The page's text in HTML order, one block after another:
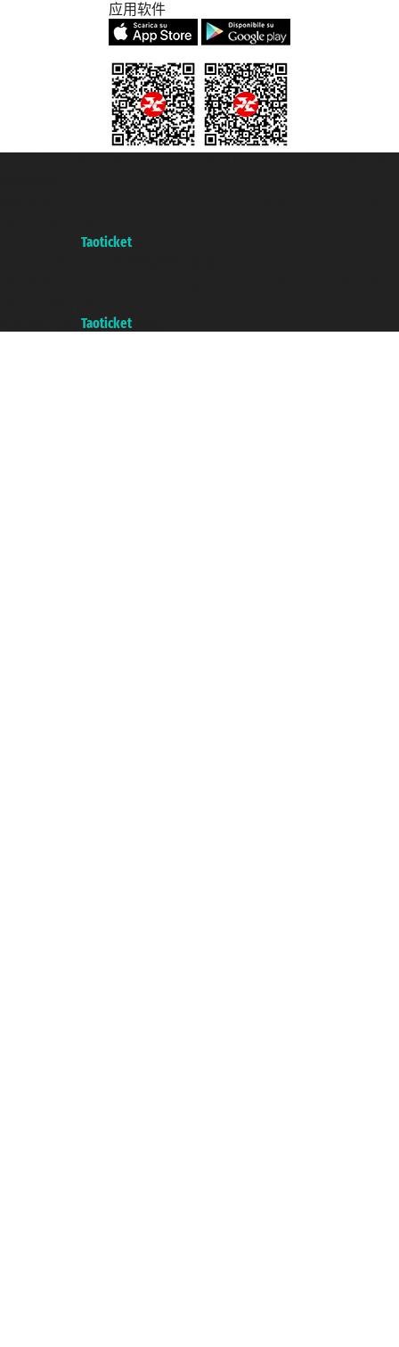
应用软件
Taoticket
Taoticket